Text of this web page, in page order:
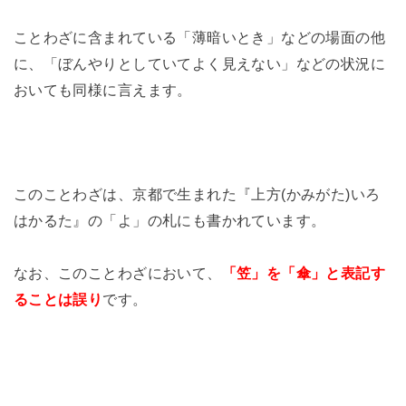
ことわざに含まれている「薄暗いとき」などの場面の他
に、「ぼんやりとしていてよく見えない」などの状況に
おいても同様に言えます。
このことわざは、京都で生まれた『上方(かみがた)いろ
はかるた』の「よ」の札にも書かれています。
なお、このことわざにおいて、
「笠」を「傘」と表記す
ることは誤り です。